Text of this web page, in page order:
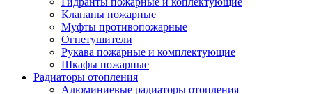
Клапаны пожарные
Муфты противопожарные
Огнетушители
Рукава пожарные и комплектующие
Шкафы пожарные
Радиаторы отопления
Алюминиевые радиаторы отопления